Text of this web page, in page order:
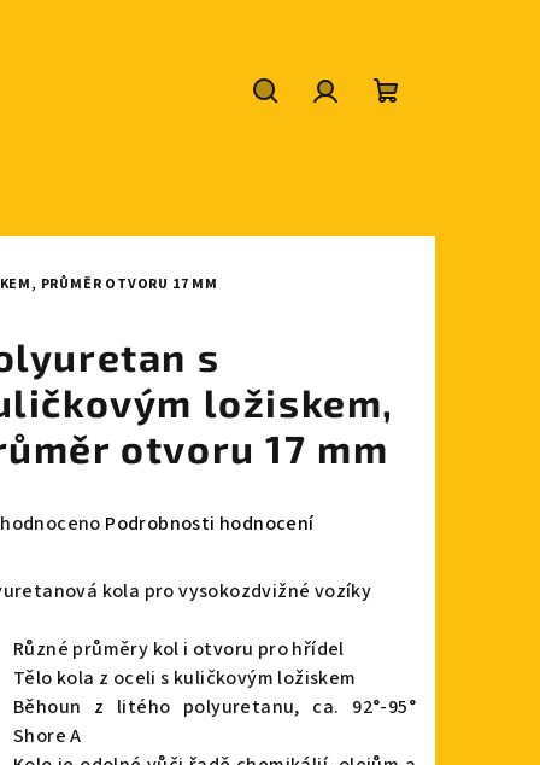
PRŮMĚR OTVORU 17 MM
s
ložiskem,
otvoru 17 mm
Podrobnosti hodnocení
kola pro vysokozdvižné vozíky
Různé průměry kol i otvoru pro hřídel
Tělo kola z oceli s kuličkovým ložiskem
Běhoun z litého polyuretanu, ca. 92°-95°
Shore A